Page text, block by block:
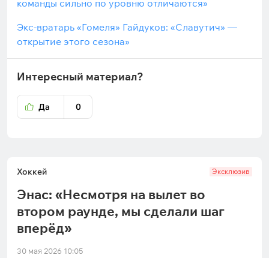
команды сильно по уровню отличаются»
Экс-вратарь «Гомеля» Гайдуков: «Славутич» —
открытие этого сезона»
Интересный материал?
Да 0
Хоккей Эксклюзив
Энас: «Несмотря на вылет во
втором раунде, мы сделали шаг
вперёд»
30 мая 2026 10:05